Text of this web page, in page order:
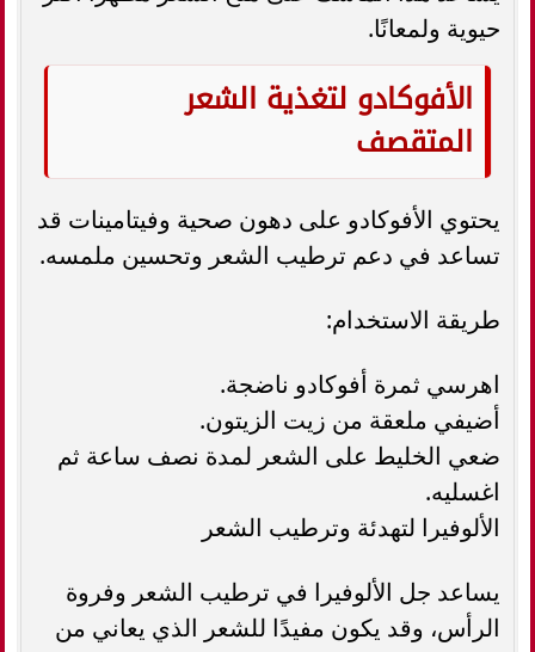
حيوية ولمعانًا.
الأفوكادو لتغذية الشعر
المتقصف
يحتوي الأفوكادو على دهون صحية وفيتامينات قد
تساعد في دعم ترطيب الشعر وتحسين ملمسه.
طريقة الاستخدام:
اهرسي ثمرة أفوكادو ناضجة.
أضيفي ملعقة من زيت الزيتون.
ضعي الخليط على الشعر لمدة نصف ساعة ثم
اغسليه.
الألوفيرا لتهدئة وترطيب الشعر
يساعد جل الألوفيرا في ترطيب الشعر وفروة
الرأس، وقد يكون مفيدًا للشعر الذي يعاني من